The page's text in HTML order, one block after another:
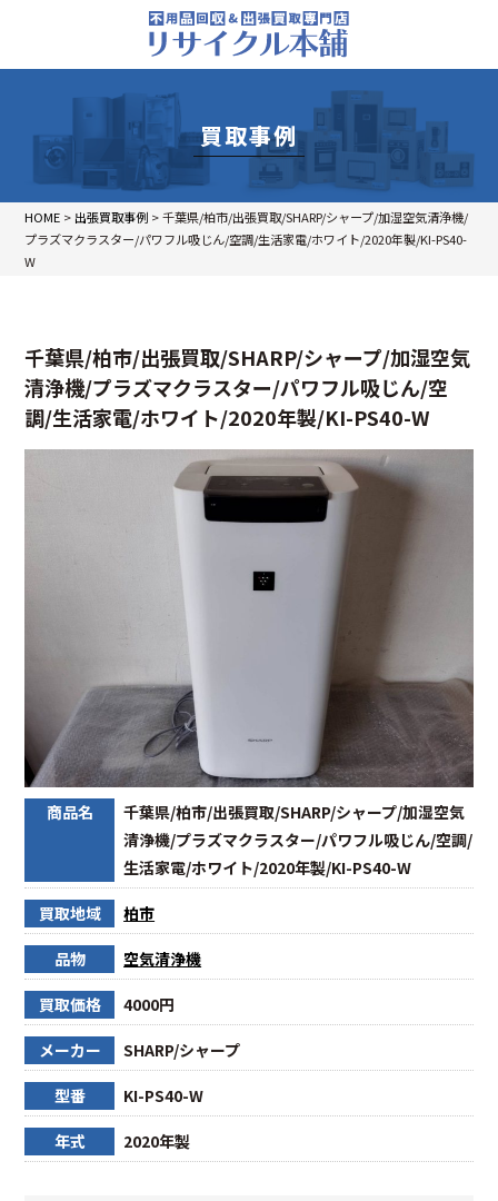
買取事例
HOME > 出張買取事例 >千葉県/柏市/出張買取/SHARP/シャープ/加湿空気清浄機/
プラズマクラスター/パワフル吸じん/空調/生活家電/ホワイト/2020年製/KI-PS40-
W
千葉県/柏市/出張買取/SHARP/シャープ/加湿空気
清浄機/プラズマクラスター/パワフル吸じん/空
調/生活家電/ホワイト/2020年製/KI-PS40-W
商品名
千葉県/柏市/出張買取/SHARP/シャープ/加湿空気
清浄機/プラズマクラスター/パワフル吸じん/空調/
生活家電/ホワイト/2020年製/KI-PS40-W
買取地域 柏市
品物 空気清浄機
買取価格 4000円
メーカー SHARP/シャープ
型番 KI-PS40-W
年式 2020年製